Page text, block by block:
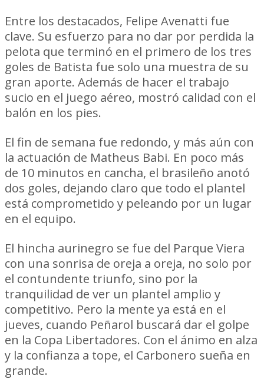
Entre los destacados, Felipe Avenatti fue
clave. Su esfuerzo para no dar por perdida la
pelota que terminó en el primero de los tres
goles de Batista fue solo una muestra de su
gran aporte. Además de hacer el trabajo
sucio en el juego aéreo, mostró calidad con el
balón en los pies.
El fin de semana fue redondo, y más aún con
la actuación de Matheus Babi. En poco más
de 10 minutos en cancha, el brasileño anotó
dos goles, dejando claro que todo el plantel
está comprometido y peleando por un lugar
en el equipo.
El hincha aurinegro se fue del Parque Viera
con una sonrisa de oreja a oreja, no solo por
el contundente triunfo, sino por la
tranquilidad de ver un plantel amplio y
competitivo. Pero la mente ya está en el
jueves, cuando Peñarol buscará dar el golpe
en la Copa Libertadores. Con el ánimo en alza
y la confianza a tope, el Carbonero sueña en
grande.